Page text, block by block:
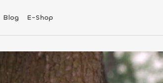
Blog E-Shop